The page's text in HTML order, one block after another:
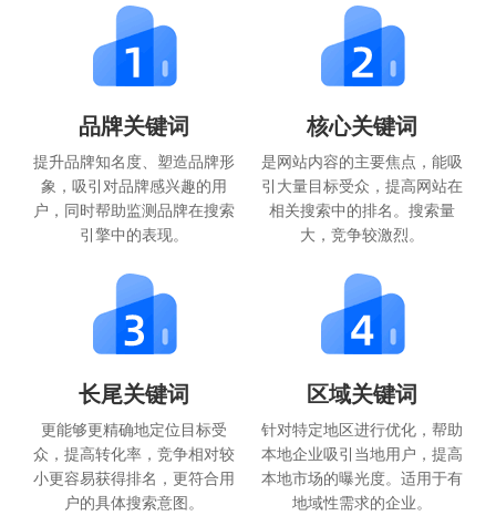
品牌关键词
提升品牌知名度、塑造品牌形
象，吸引对品牌感兴趣的用
户，同时帮助监测品牌在搜索
引擎中的表现。
核心关键词
是网站内容的主要焦点，能吸
引大量目标受众，提高网站在
相关搜索中的排名。搜索量
大，竞争较激烈。
长尾关键词
更能够更精确地定位目标受
众，提高转化率，竞争相对较
小更容易获得排名，更符合用
户的具体搜索意图。
区域关键词
针对特定地区进行优化，帮助
本地企业吸引当地用户，提高
本地市场的曝光度。适用于有
地域性需求的企业。